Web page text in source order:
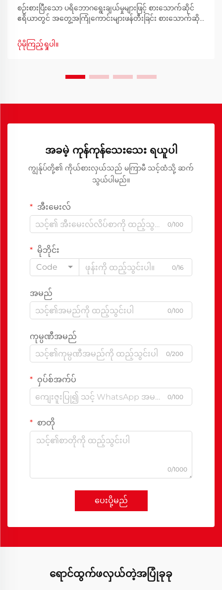
စဉ်းစားပြီးသော ပရိဘောဂရွေးချယ်မှုများဖြင့် စားသောက်ဆိုင်
ဧရိယာတွင် အတွေ့အကြုံကောင်းများဖန်တီးခြင်း စားသောက်ဆိုင်
ရာနေရာ၊ စကားပြောဆိုမှုများကို ပျံ့နှံ့စေသည့်နေရာနှင့်
အစားအစာကောင်းများနှင့် အပ်စားသောက်ဆိုင်ဧရိယာတွင်
ပိုမိုကြည့်ရှုပါ။
အခမဲ့ ကုန်ကုန်သေးသေး ရယူပါ
ကျွန်ုပ်တို့၏ ကိုယ်စားလှယ်သည် မကြာမီ သင့်ထံသို့ ဆက်
သွယ်ပါမည်။
အီးမေးလ်
0/100
မိုဘိုင်း
Code
0/16
အမည်
0/100
ကုမ္ပဏီအမည်
0/200
ဝှပ်စ်အက်ပ်
0/100
စာတို
0/1000
ပေးပို့မည်
ရောင်ထွက်ဖလှယ်တဲ့အပြုံခုခု